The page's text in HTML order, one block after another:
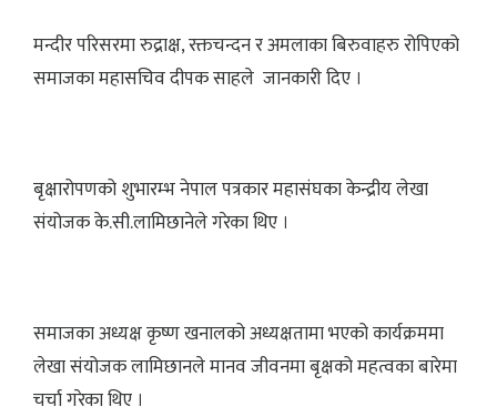
मन्दीर परिसरमा रुद्राक्ष, रक्तचन्दन र अमलाका बिरुवाहरु रोपिएको
समाजका महासचिव दीपक साहले जानकारी दिए ।
बृक्षारोपणको शुभारम्भ नेपाल पत्रकार महासंघका केन्द्रीय लेखा
संयोजक के.सी.लामिछानेले गरेका थिए ।
समाजका अध्यक्ष कृष्ण खनालको अध्यक्षतामा भएको कार्यक्रममा
लेखा संयोजक लामिछानले मानव जीवनमा बृक्षको महत्वका बारेमा
चर्चा गरेका थिए ।